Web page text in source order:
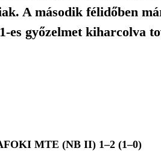
A második félidőben
es győzelmet kiharcolva
MTE (NB II) 1–2 (1–0)